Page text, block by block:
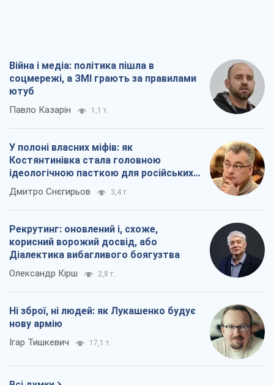
Війна і медіа: політика пішла в
соцмережі, а ЗМІ грають за правилами
ютуб
Павло Казарін 1,1 т.
У полоні власних міфів: як
Костянтинівка стала головною
ідеологічною пасткою для російських
окупантів
Дмитро Снєгирьов 3,4 т.
Рекрутинг: оновлений і, схоже,
корисний ворожий досвід, або
Діалектика вибагливого боягузтва
Олександр Кірш 2,8 т.
Ні зброї, ні людей: як Лукашенко будує
нову армію
Ігар Тишкевич 17,1 т.